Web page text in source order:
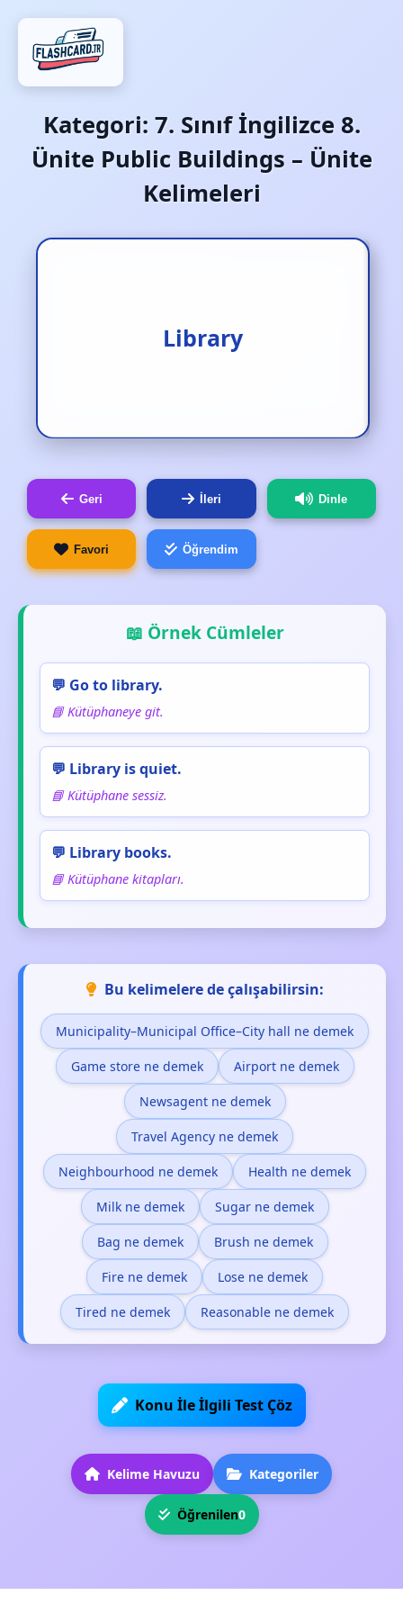
Kategori: 7. Sınıf İngilizce 8.
Ünite Public Buildings – Ünite
Kelimeleri
Library
Kütüphane
Geri İleri Dinle
Favori Öğrendim
📖 Örnek Cümleler
💬 Go to library.
📘 Kütüphaneye git.
💬 Library is quiet.
📘 Kütüphane sessiz.
💬 Library books.
📘 Kütüphane kitapları.
Bu kelimelere de çalışabilirsin:
Municipality–Municipal Office–City hall ne demek
Game store ne demek Airport ne demek
Newsagent ne demek
Travel Agency ne demek
Neighbourhood ne demek Health ne demek
Milk ne demek Sugar ne demek
Bag ne demek Brush ne demek
Fire ne demek Lose ne demek
Tired ne demek Reasonable ne demek
Konu İle İlgili Test Çöz
Kelime Havuzu Kategoriler
Öğrenilen0